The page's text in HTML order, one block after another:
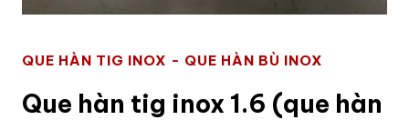
QUE HÀN TIG INOX - QUE HÀN BÙ INOX
Que hàn tig inox 1.6 (que hàn